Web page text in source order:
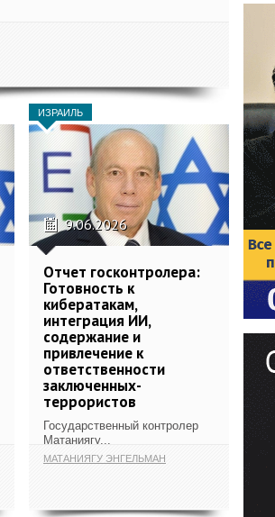
ИЗРАИЛЬ
9.06.2026
Отчет госконтролера:
Готовность к
кибератакам,
интеграция ИИ,
содержание и
привлечение к
ответственности
заключенных-
террористов
Государственный контролер
Матаниягу...
МАТАНИЯГУ ЭНГЕЛЬМАН